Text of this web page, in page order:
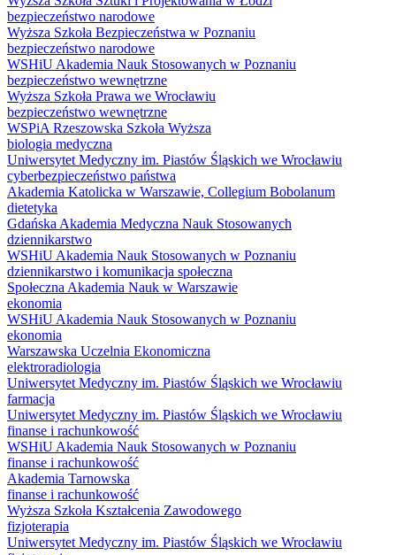
bezpieczeństwo narodowe
Wyższa Szkoła Bezpieczeństwa w Poznaniu
bezpieczeństwo narodowe
WSHiU Akademia Nauk Stosowanych w Poznaniu
bezpieczeństwo wewnętrzne
Wyższa Szkoła Prawa we Wrocławiu
bezpieczeństwo wewnętrzne
WSPiA Rzeszowska Szkoła Wyższa
biologia medyczna
Uniwersytet Medyczny im. Piastów Śląskich we Wrocławiu
cyberbezpieczeństwo państwa
Akademia Katolicka w Warszawie, Collegium Bobolanum
dietetyka
Gdańska Akademia Medyczna Nauk Stosowanych
dziennikarstwo
WSHiU Akademia Nauk Stosowanych w Poznaniu
dziennikarstwo i komunikacja społeczna
Społeczna Akademia Nauk w Warszawie
ekonomia
WSHiU Akademia Nauk Stosowanych w Poznaniu
ekonomia
Warszawska Uczelnia Ekonomiczna
elektroradiologia
Uniwersytet Medyczny im. Piastów Śląskich we Wrocławiu
farmacja
Uniwersytet Medyczny im. Piastów Śląskich we Wrocławiu
finanse i rachunkowość
WSHiU Akademia Nauk Stosowanych w Poznaniu
finanse i rachunkowość
Akademia Tarnowska
finanse i rachunkowość
Wyższa Szkoła Kształcenia Zawodowego
fizjoterapia
Uniwersytet Medyczny im. Piastów Śląskich we Wrocławiu